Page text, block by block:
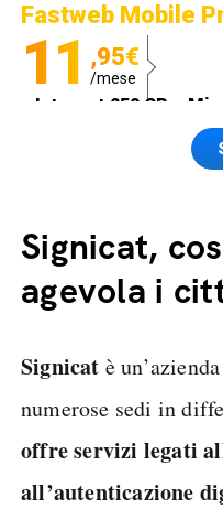
Fastweb Mobile
11 ,95€
/mese
Internet 250 GB e
Spedizione SIM
Signicat,
agevola i
Signicat è
numerose sedi in
offre servizi legati
all’autenticazione